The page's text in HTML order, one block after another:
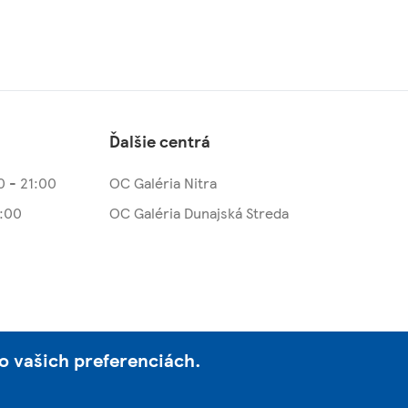
- 21:00
Ďalšie centrá
OC Galéria Nitra
OC Galéria Dunajská Streda
vašich preferenciách.